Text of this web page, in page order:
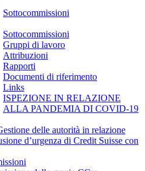
Sottocommissioni
Sottocommissioni
Gruppi di lavoro
Attribuzioni
Rapporti
Documenti di riferimento
Links
ISPEZIONE IN RELAZIONE
ALLA PANDEMIA DI COVID-19
delle autorità in relazione
d’urgenza di Credit Suisse con